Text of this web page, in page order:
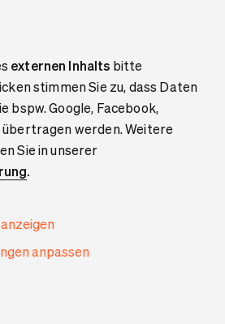
externen Inhalts bitte
stimmen Sie zu, dass Daten
bspw. Google, Facebook,
werden. Weitere
Sie in unserer
.
anpassen